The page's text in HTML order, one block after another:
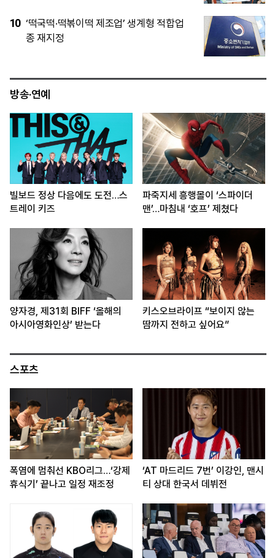
5
트럼프, 원정출산 아기 시민권 제한…대법
원 패소 뒤 행정명령 2건 강행
방송·연예
빌보드 정상 다음에도 도전…스
트레이 키즈
파죽지세 흥행몰이 ‘스파이더
맨’…마침내 ‘호프’ 제쳤다
양자경, 제31회 BIFF ‘올해의
아시아영화인상’ 받는다
키스오브라이프 “보이지 않는
땀까지 전하고 싶어요”
스포츠
폭염에 멈춰선 KBO리그…‘강제
휴식기’ 끝나고 일정 재조정
‘AT 마드리드 7번’ 이강인, 맨시
티 상대 한국서 데뷔전